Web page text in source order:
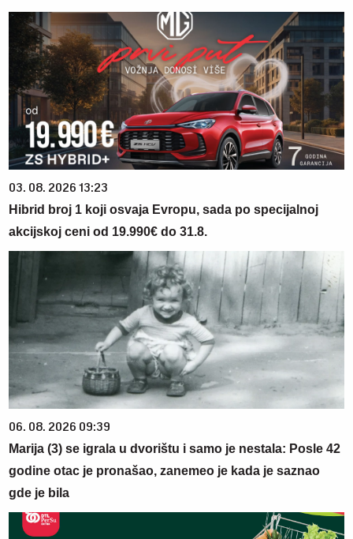
03. 08. 2026 13:23
Hibrid broj 1 koji osvaja Evropu, sada po specijalnoj
akcijskoj ceni od 19.990€ do 31.8.
06. 08. 2026 09:39
Marija (3) se igrala u dvorištu i samo je nestala: Posle 42
godine otac je pronašao, zanemeo je kada je saznao
gde je bila